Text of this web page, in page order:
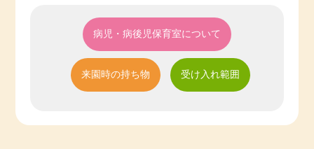
病児・病後児保育室について
来園時の持ち物 受け入れ範囲